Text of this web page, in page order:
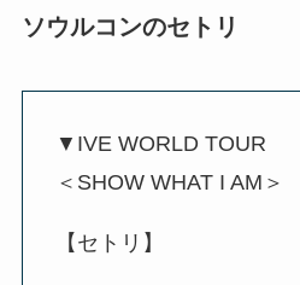
ソウルコンのセトリ
▼IVE WORLD TOUR
＜SHOW WHAT I AM＞
【セトリ】